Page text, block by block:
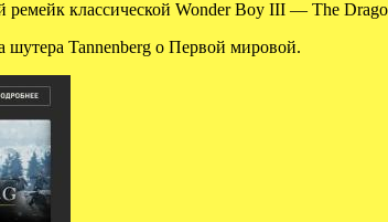
классической Wonder Boy III — The
шутера Tannenberg о Первой мировой.